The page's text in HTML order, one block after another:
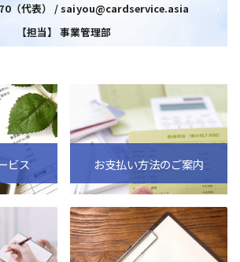
（代表） / saiyou@cardservice.asia
【担当】 事業管理部
ビス お支払い方法のご案内